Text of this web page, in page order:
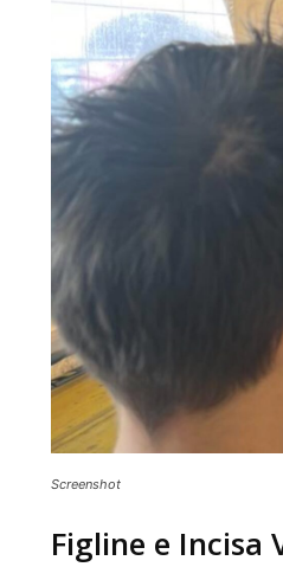
Screenshot
Figline e Incisa